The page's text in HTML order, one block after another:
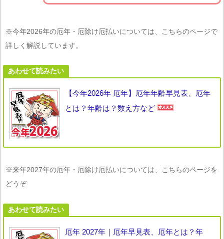
※今年2026年の厄年・厄除け厄払いについては、こちらのページで
詳しく解説しています。
あわせて読みたい
【今年2026年 厄年】厄年年齢早見表、厄年
とは？年齢は？数え方など
※来年2027年の厄年・厄除け厄払いについては、こちらのページを
どうぞ
あわせて読みたい
厄年 2027年｜厄年早見表、厄年とは？年